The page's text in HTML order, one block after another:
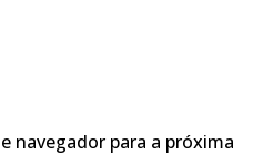
navegador para a próxima